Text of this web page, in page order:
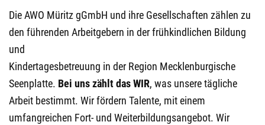
Die AWO Müritz gGmbH und ihre Gesellschaften zählen zu
den führenden Arbeitgebern in der frühkindlichen Bildung
und
Kindertagesbetreuung in der Region Mecklenburgische
Seenplatte. Bei uns zählt das WIR, was unsere tägliche
Arbeit bestimmt. Wir fördern Talente, mit einem
umfangreichen Fort- und Weiterbildungsangebot. Wir